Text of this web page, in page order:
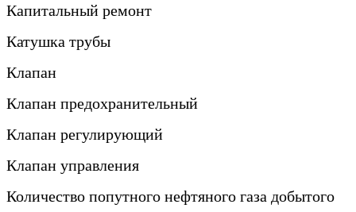
Капитальный ремонт
Катушка трубы
Клапан
Клапан предохранительный
Клапан регулирующий
Клапан управления
Количество попутного нефтяного газа добытого